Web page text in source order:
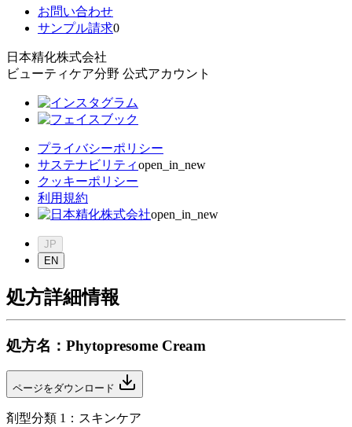
お問い合わせ
サンプル請求0
日本精化株式会社
ビューティケア分野 公式アカウント
プライバシーポリシー
サステナビリティopen_in_new
クッキーポリシー
利用規約
open_in_new
JP
EN
処方詳細情報
処方名 ： Phytopresome Cream
ページをダウンロード
剤型分類 1： スキンケア